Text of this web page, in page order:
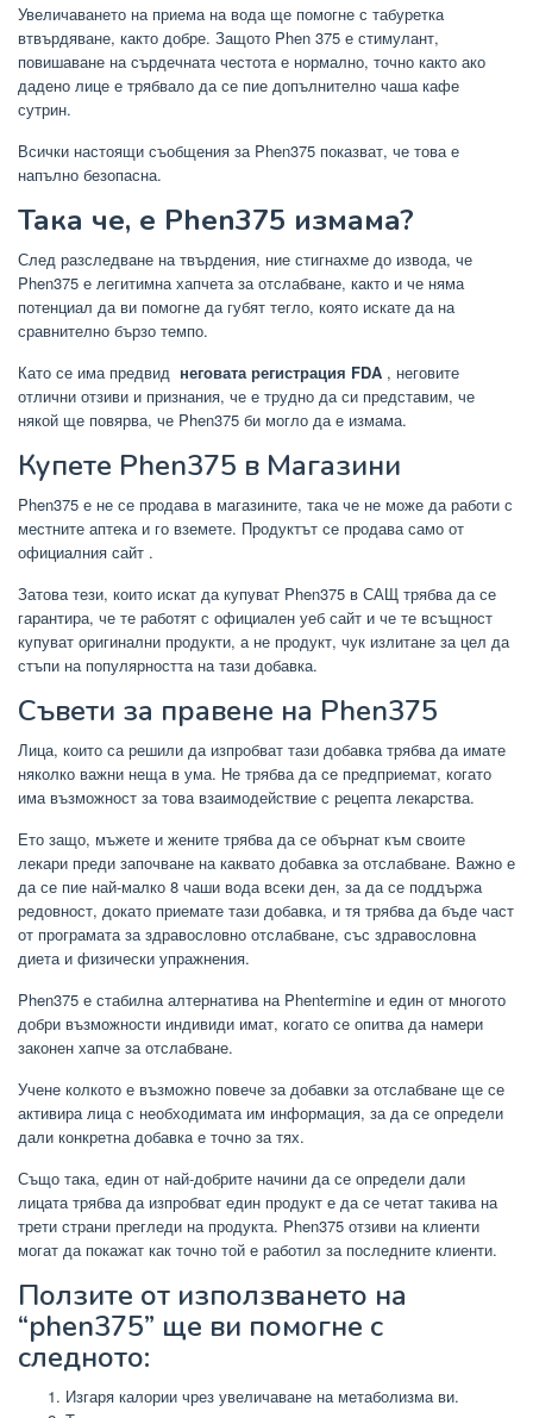
Увеличаването на приема на вода ще помогне с табуретка
втвърдяване, както добре. Защото Phen 375 е стимулант,
повишаване на сърдечната честота е нормално, точно както ако
дадено лице е трябвало да се пие допълнително чаша кафе
сутрин.
Всички настоящи съобщения за Phen375 показват, че това е
напълно безопасна.
Така че, е Phen375 измама?
След разследване на твърдения, ние стигнахме до извода, че
Phen375 е легитимна хапчета за отслабване, както и че няма
потенциал да ви помогне да губят тегло, която искате да на
сравнително бързо темпо.
Като се има предвид неговата регистрация FDA , неговите
отлични отзиви и признания, че е трудно да си представим, че
някой ще повярва, че Phen375 би могло да е измама.
Купете Phen375 в Магазини
Phen375 е не се продава в магазините, така че не може да работи с
местните аптека и го вземете. Продуктът се продава само от
официалния сайт .
Затова тези, които искат да купуват Phen375 в САЩ трябва да се
гарантира, че те работят с официален уеб сайт и че те всъщност
купуват оригинални продукти, а не продукт, чук излитане за цел да
стъпи на популярността на тази добавка.
Съвети за правене на Phen375
Лица, които са решили да изпробват тази добавка трябва да имате
няколко важни неща в ума. Не трябва да се предприемат, когато
има възможност за това взаимодействие с рецепта лекарства.
Ето защо, мъжете и жените трябва да се обърнат към своите
лекари преди започване на каквато добавка за отслабване. Важно е
да се пие най-малко 8 чаши вода всеки ден, за да се поддържа
редовност, докато приемате тази добавка, и тя трябва да бъде част
от програмата за здравословно отслабване, със здравословна
диета и физически упражнения.
Phen375 е стабилна алтернатива на Phentermine и един от многото
добри възможности индивиди имат, когато се опитва да намери
законен хапче за отслабване.
Учене колкото е възможно повече за добавки за отслабване ще се
активира лица с необходимата им информация, за да се определи
дали конкретна добавка е точно за тях.
Също така, един от най-добрите начини да се определи дали
лицата трябва да изпробват един продукт е да се четат такива на
трети страни прегледи на продукта. Phen375 отзиви на клиенти
могат да покажат как точно той е работил за последните клиенти.
Ползите от използването на
“phen375” ще ви помогне с
следното:
Изгаря калории чрез увеличаване на метаболизма ви.